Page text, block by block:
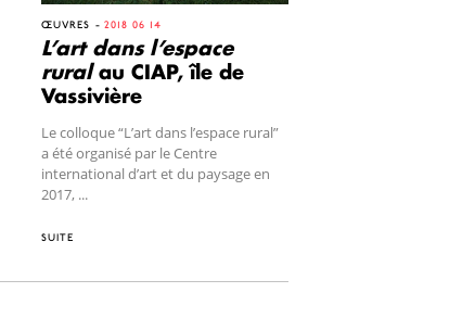
ŒUVRES 2018 06 14
L’art dans l’espace
ruralau CIAP, île de
Vassivière
Le colloque “L’art dans l’espace rural”
a été organisé par le Centre
international d’art et du paysage en
2017, ...
SUITE